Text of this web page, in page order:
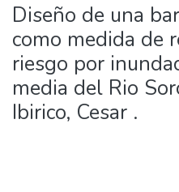
Diseño de una
como medida de
riesgo por
media del Rio
Ibirico, Cesar .